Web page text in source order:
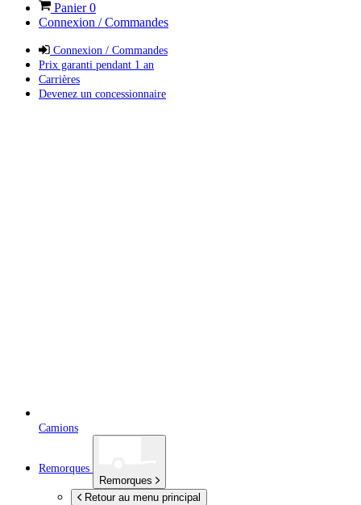
Panier0
Connexion / Commandes
Connexion / Commandes
Prix garanti pendant 1 an
Carrières
Devenez un concessionnaire
Camions
Remorques
Remorques
Retour au menu principal